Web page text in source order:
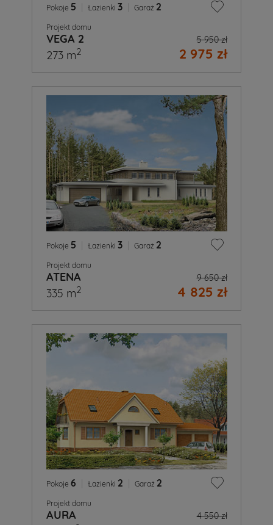
Pokoje 5 Łazienki 3 Garaż 2
Projekt domu
VEGA 2 5 950 zł
2 975 zł
273 m2
Pokoje 5 Łazienki 3 Garaż 2
Projekt domu
ATENA 9 650 zł
4 825 zł
335 m2
Pokoje 6 Łazienki 2 Garaż 2
Projekt domu
AURA 4 550 zł